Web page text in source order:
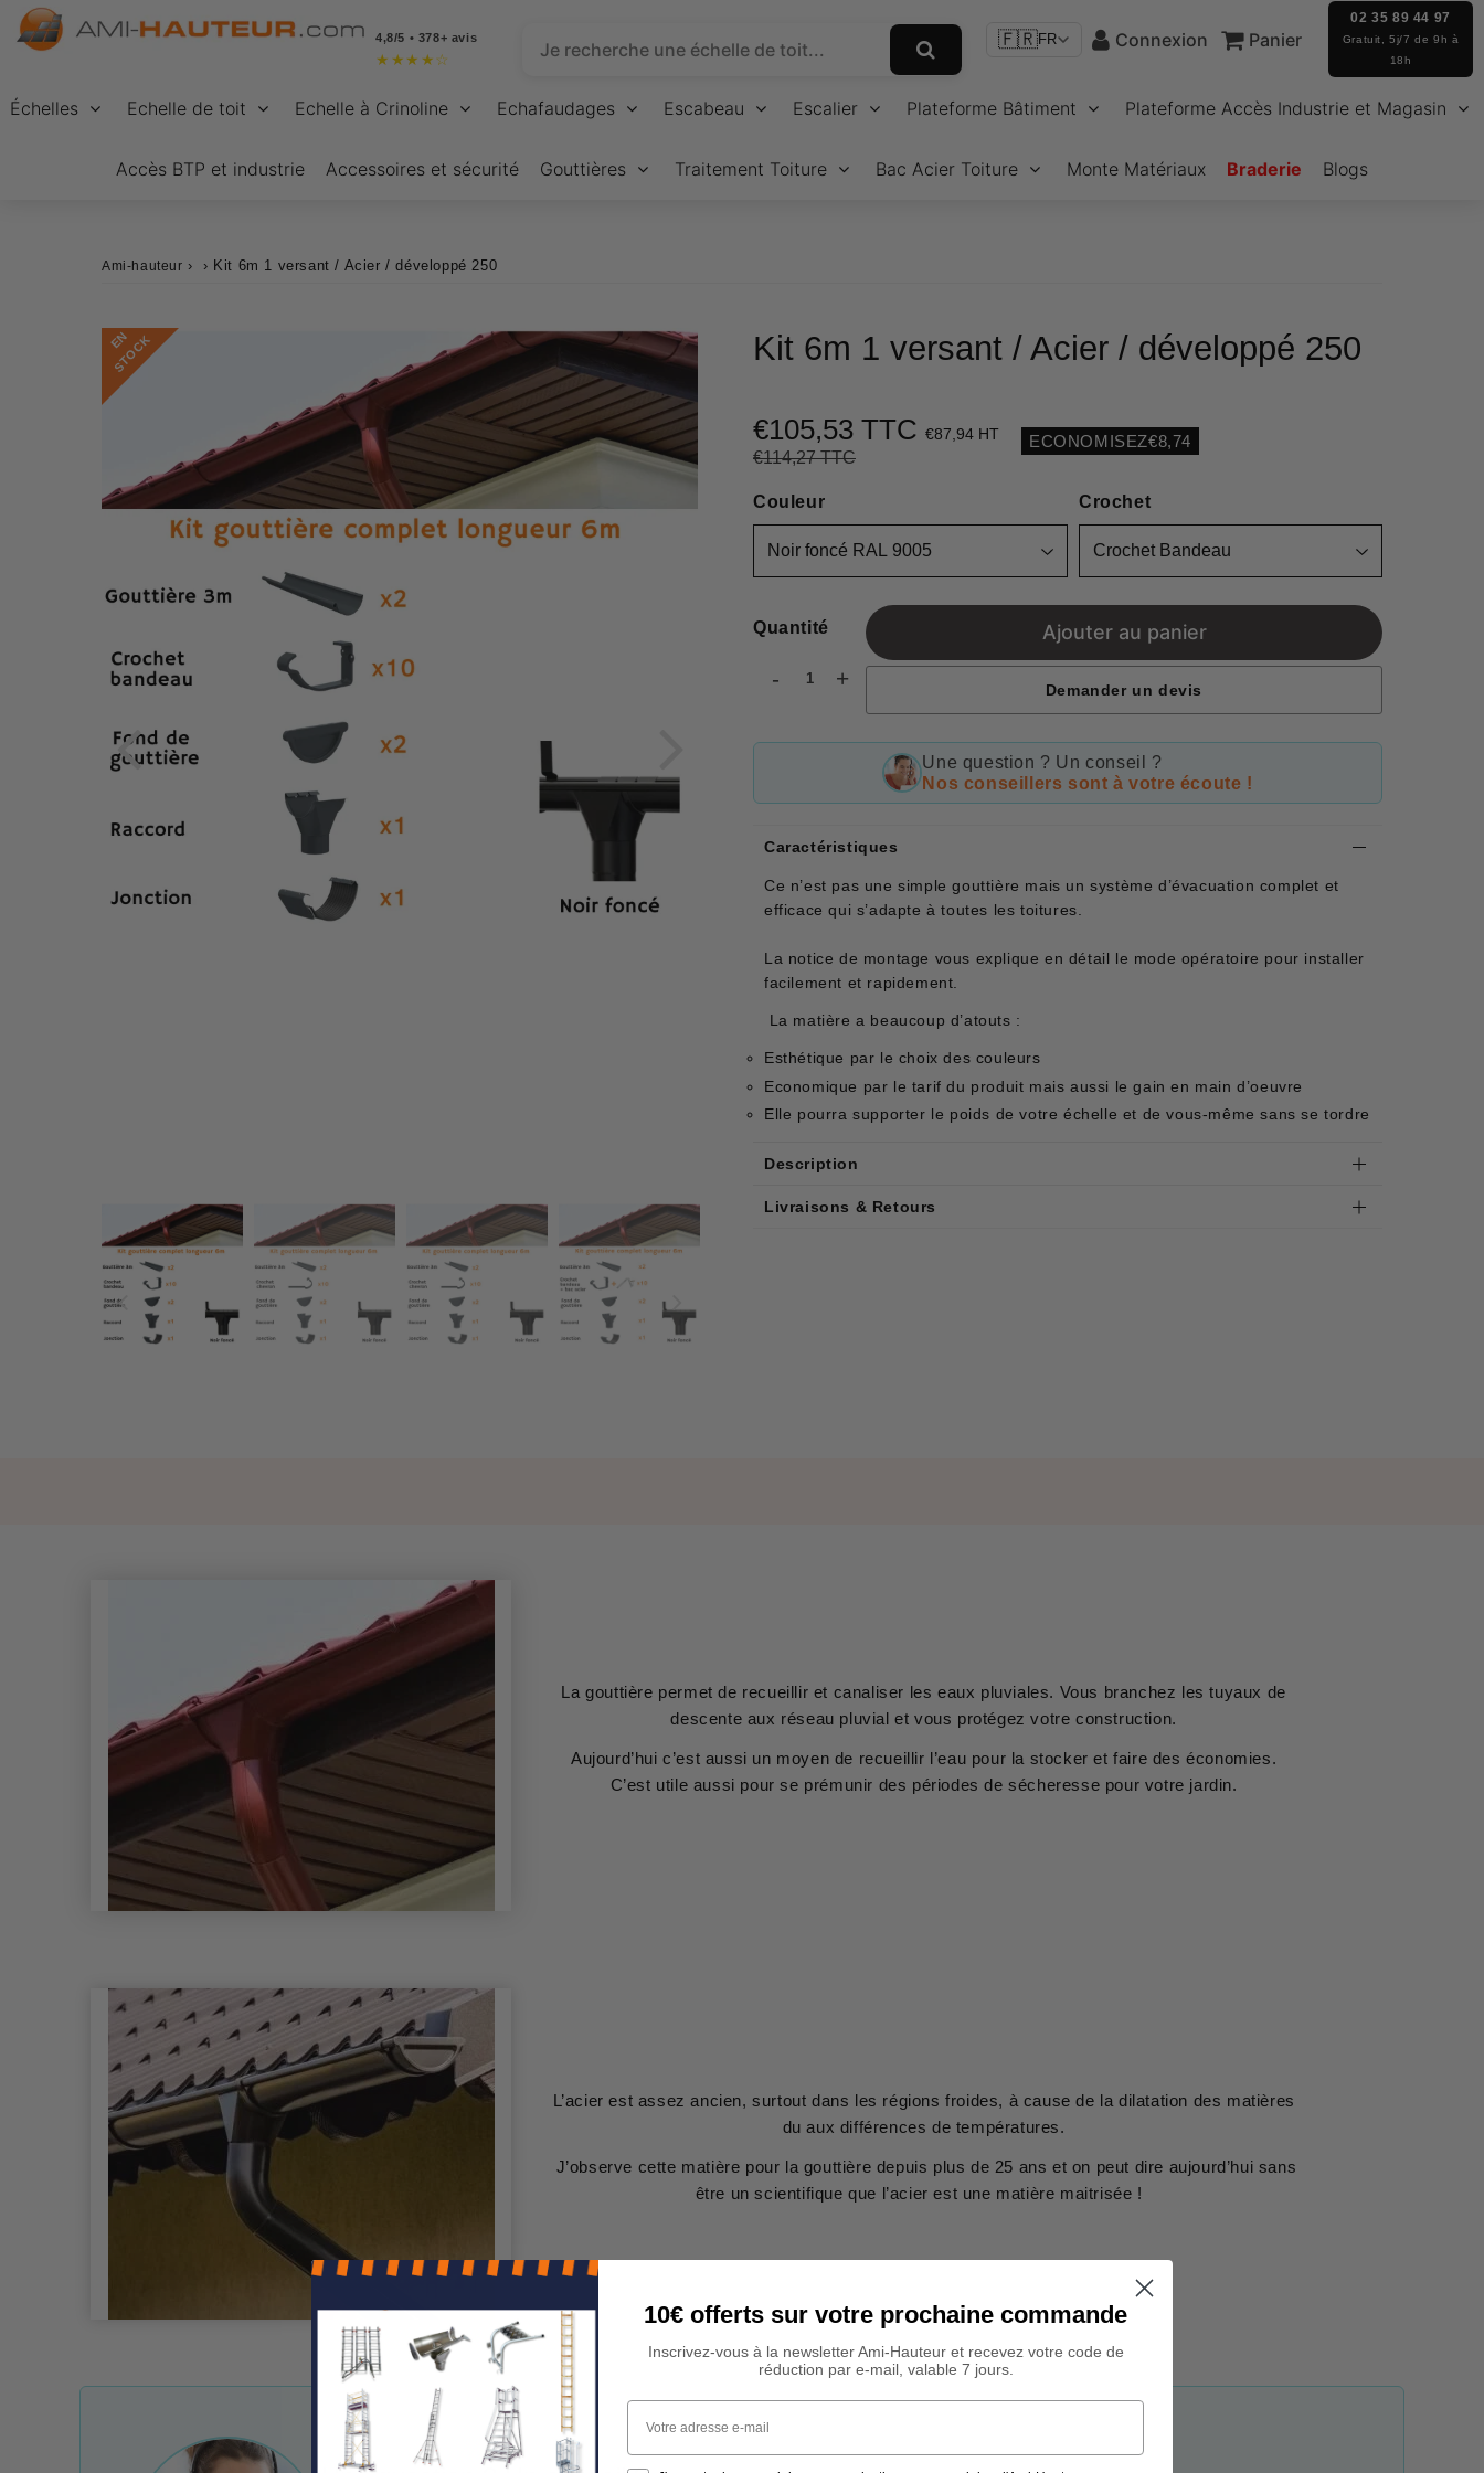
4,8/5 • 378+ avis
★ ★ ★ ★ ☆
🇫🇷FR Connexion Panier
02 35 89 44 97
Gratuit, 5j/7 de 9h à
18h
Échelles Echelle de toit Echelle à Crinoline Echafaudages Escabeau Escalier Plateforme Bâtiment Plateforme Accès Industrie et Magasin
Accès BTP et industrie Accessoires et sécurité Gouttières Traitement Toiture Bac Acier Toiture Monte Matériaux Braderie Blogs
Ami-hauteur › › Kit 6m 1 versant / Acier / développé 250
E
N
S
T
O
C
K Kit 6m 1 versant / Acier / développé 250
€105,53 TTC €87,94 HT
€114,27 TTC
Unit
ECONOMISEZ€8,74
Couleur Crochet
Quantité
- +
Ajouter au panier
Demander un devis
Une question ? Un conseil ?
Nos conseillers sont à votre écoute !
Caractéristiques
Ce n’est pas une simple gouttière mais un système d’évacuation complet et
efficace qui s’adapte à toutes les toitures.
La notice de montage vous explique en détail le mode opératoire pour installer
facilement et rapidement.
La matière a beaucoup d’atouts :
Esthétique par le choix des couleurs
Economique par le tarif du produit mais aussi le gain en main d’oeuvre
Elle pourra supporter le poids de votre échelle et de vous-même sans se tordre
Description
Livraisons & Retours
La gouttière permet de recueillir et canaliser les eaux pluviales. Vous branchez les tuyaux de
descente aux réseau pluvial et vous protégez votre construction.
Aujourd’hui c’est aussi un moyen de recueillir l’eau pour la stocker et faire des économies.
C’est utile aussi pour se prémunir des périodes de sécheresse pour votre jardin.
L’acier est assez ancien, surtout dans les régions froides, à cause de la dilatation des matières
du aux différences de températures.
J’observe cette matière pour la gouttière depuis plus de 25 ans et on peut dire aujourd’hui sans
être un scientifique que l’acier est une matière maitrisée !
10€ offerts sur votre prochaine commande
Inscrivez-vous à la newsletter Ami-Hauteur et recevez votre code de
réduction par e-mail, valable 7 jours.
Votre adresse e-mail